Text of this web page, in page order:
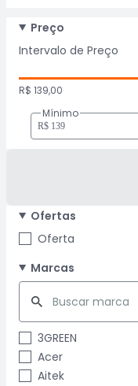
Preço
Intervalo de Preço
R$ 139,00
Mínimo
Ofertas
Oferta
Marcas
3GREEN
Acer
Aitek